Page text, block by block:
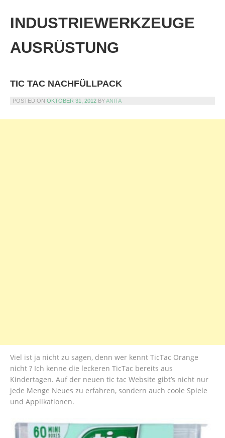
content
INDUSTRIEWERKZEUGE
AUSRÜSTUNG
TIC TAC NACHFÜLLPACK
POSTED ON OKTOBER 31, 2012 BYANITA
Viel ist ja nicht zu sagen, denn wer kennt TicTac Orange
nicht ? Ich kenne die leckeren TicTac bereits aus
Kindertagen. Auf der neuen tic tac Website gibt’s nicht nur
jede Menge Neues zu erfahren, sondern auch coole Spiele
und Applikationen.